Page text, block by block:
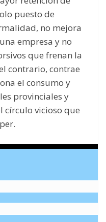
puesto de
no mejora
empresa y no
que frenan la
contrario, contrae
el consumo y
provinciales y
círculo vicioso que